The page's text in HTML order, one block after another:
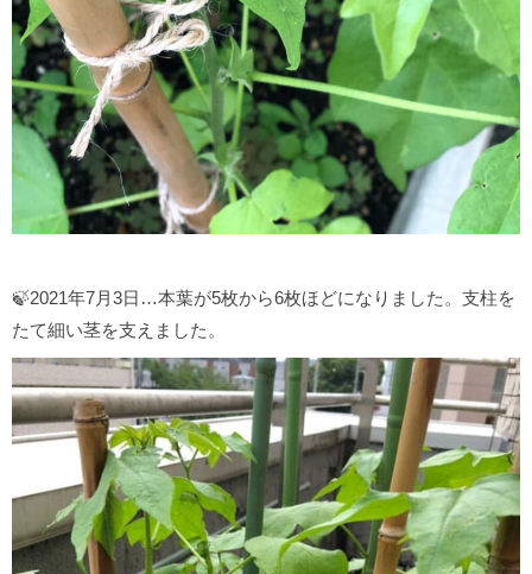
🍃2021年7月3日…本葉が5枚から6枚ほどになりました。支柱を
たて細い茎を支えました。